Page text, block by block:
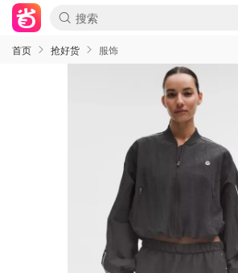
首页 抢好货 服饰